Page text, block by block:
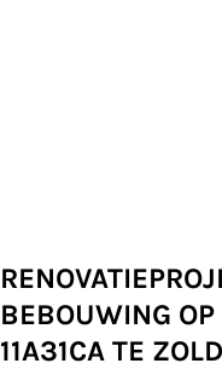
BEBOUWING
11A31CA TE